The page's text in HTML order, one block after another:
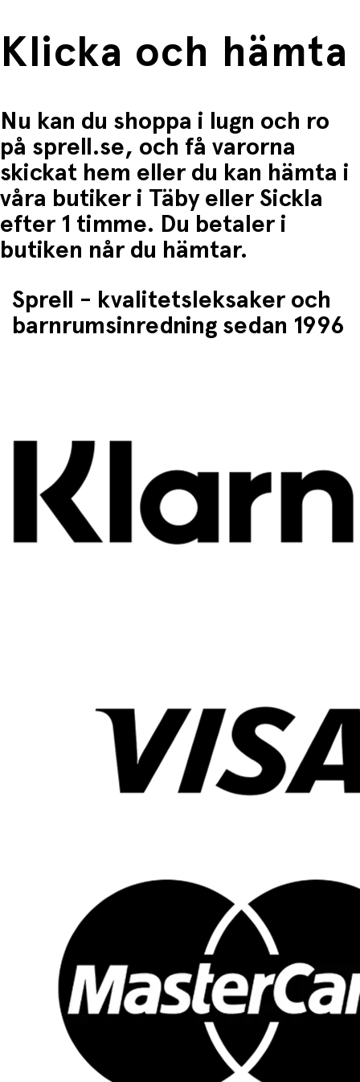
möbler, butiker och massor av tillbehör. Du kan enkelt
sätta ihop flera delar så att du kan bygga din egen stad.
och kan gå i arv.
Klicka och hämta
Nu kan du shoppa i lugn och ro
på sprell.se, och få varorna
skickat hem eller du kan hämta i
våra butiker i Täby eller Sickla
efter 1 timme. Du betaler i
butiken når du hämtar.
Sprell - kvalitetsleksaker och
barnrumsinredning sedan 1996